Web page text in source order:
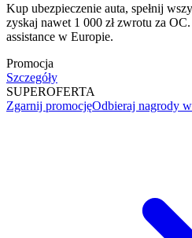
Kup ubezpieczenie auta, spełnij
zyskaj nawet 1 000 zł zwrotu za
assistance w Europie.
Promocja
Szczegóły
SUPEROFERTA
Zgarnij promocjęOdbieraj nagrody